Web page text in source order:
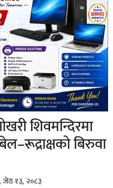
शिवमन्दिरमा
बिरुवा
जेठ १३, २०८३